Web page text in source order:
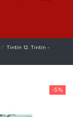
Tintín 12. Tintín -
-5%